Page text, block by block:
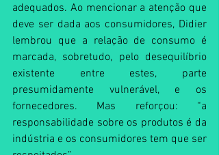
adequados. Ao mencionar a atenção que
deve ser dada aos consumidores, Didier
lembrou que a relação de consumo é
marcada, sobretudo, pelo desequilíbrio
existente entre estes, parte
presumidamente vulnerável, e os
fornecedores. Mas reforçou: “a
responsabilidade sobre os produtos é da
indústria e os consumidores tem que ser